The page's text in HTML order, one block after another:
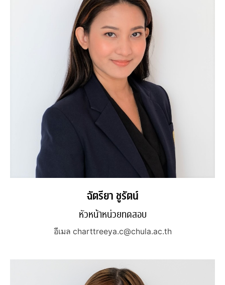
ฉัตรียา ชูรัตน์
หัวหน้าหน่วยทดสอบ
อีเมล charttreeya.c@chula.ac.th